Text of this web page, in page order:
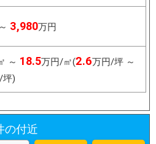
3,980万円
～ 18.5万円/㎡(2.6万円/坪 ～
坪)
の付近